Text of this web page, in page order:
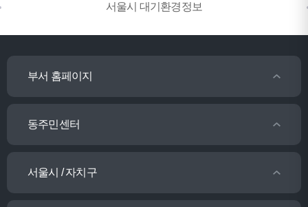
서울시 대기환경정보
부서 홈페이지
동주민센터
서울시 / 자치구